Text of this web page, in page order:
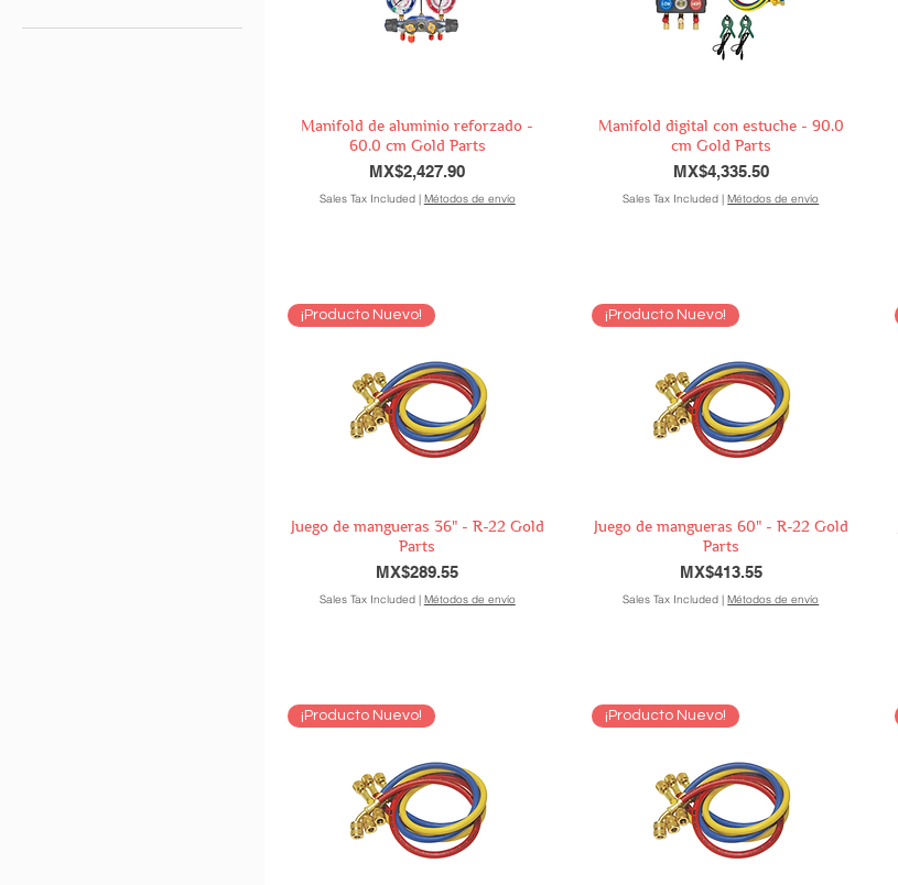
AQUION
Manifold de aluminio reforzado -
60.0 cm Gold Parts
Price
MX$2,427.90
Sales Tax Included| Métodos de envío
Manifold digital con estuche - 90.0
cm Gold Parts
Price
MX$4,335.50
Sales Tax Included |Métodos de envío
¡Producto Nuevo!
Juego de mangueras 36" - R-22 Gold
Parts
Price
MX$289.55
Sales Tax Included| Métodos de envío
¡Producto Nuevo!
Juego de mangueras 60" - R-22 Gold
Parts
Price
MX$413.55
Sales Tax Included |Métodos de envío
¡Producto Nuevo! ¡Producto Nuevo!